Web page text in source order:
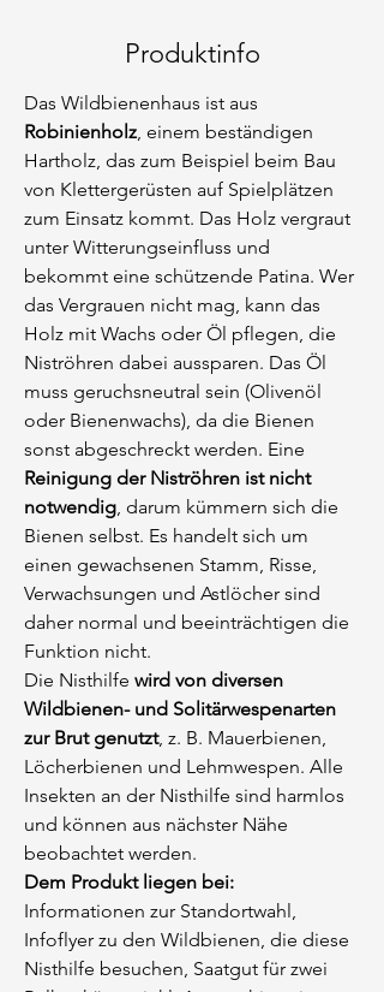
Produktinfo
Das Wildbienenhaus ist aus
Robinienholz, einem beständigen
Hartholz, das zum Beispiel beim Bau
von Klettergerüsten auf Spielplätzen
zum Einsatz kommt. Das Holz vergraut
unter Witterungseinfluss und
bekommt eine schützende Patina. Wer
das Vergrauen nicht mag, kann das
Holz mit Wachs oder Öl pflegen, die
Niströhren dabei aussparen. Das Öl
muss geruchsneutral sein (Olivenöl
oder Bienenwachs), da die Bienen
sonst abgeschreckt werden. Eine
Reinigung der Niströhren ist nicht
notwendig, darum kümmern sich die
Bienen selbst. Es handelt sich um
einen gewachsenen Stamm, Risse,
Verwachsungen und Astlöcher sind
daher normal und beeinträchtigen die
Funktion nicht.
Die Nisthilfe wird von diversen
Wildbienen- und Solitärwespenarten
zur Brut genutzt, z. B. Mauerbienen,
Löcherbienen und Lehmwespen. Alle
Insekten an der Nisthilfe sind harmlos
und können aus nächster Nähe
beobachtet werden.
Dem Produkt liegen bei:
Informationen zur Standortwahl,
Infoflyer zu den Wildbienen, die diese
Nisthilfe besuchen, Saatgut für zwei